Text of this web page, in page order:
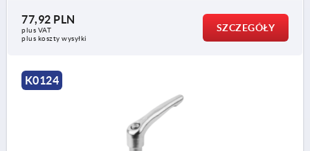
77,92 PLN
plus VAT
plus koszty wysyłki
SZCZEGÓŁY
K0124